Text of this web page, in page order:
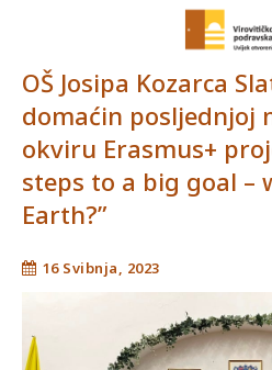
OŠ Josipa Kozarca
domaćin posljednjoj
okviru Erasmus+
steps to a big goal –
Earth?”
16 Svibnja, 2023